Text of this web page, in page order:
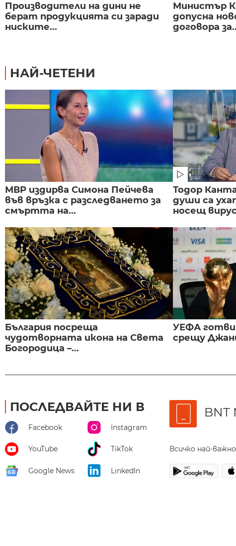
Производители на дини не
берат продукцията си заради
ниските...
Министър
допусна
договора
НАЙ-ЧЕТЕНИ
МВР издирва Симона Пейчева
във връзка с разследването за
смъртта на...
Тодор
души са
носещ
България посреща
чудотворната икона на Света
Богородица –...
УЕФА готви
срещу
ПОСЛЕДВАЙТЕ НИ В
Facebook Instagram
YouTube TikTok
Google News LinkedIn
BNT
Всичко най-